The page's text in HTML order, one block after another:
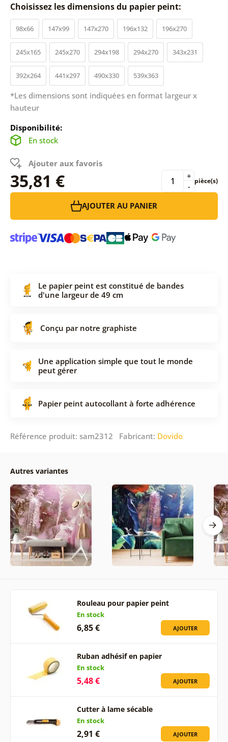
Choisissez les dimensions du papier peint:
98x66 147x99 147x270 196x132 196x270
245x165 245x270 294x198 294x270 343x231
392x264 441x297 490x330 539x363
*Les dimensions sont indiquées en format largeur x
hauteur
Disponibilité:
En stock
Ajouter aux favoris
35,81 € -
+ pièce(s)
AJOUTER AU PANIER
Le papier peint est constitué de bandes
d'une largeur de 49 cm
Conçu par notre graphiste
Une application simple que tout le monde
peut gérer
Papier peint autocollant à forte adhérence
Référence produit: sam2312 Fabricant: Dovido
Autres variantes
Rouleau pour papier peint
En stock
6,85 € AJOUTER
Ruban adhésif en papier
En stock
5,48 € AJOUTER
Cutter à lame sécable
En stock
2,91 € AJOUTER